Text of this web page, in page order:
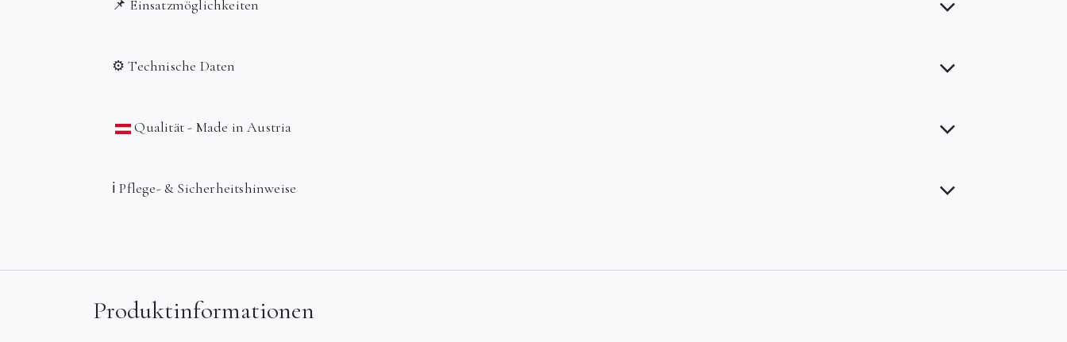
📌 Einsatzmöglichkeiten
⚙️ Technische Daten
Qualität - Made in Austria
ℹ️ Pflege- & Sicherheitshinweise
Produktinformationen